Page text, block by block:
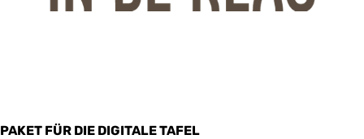
PAKET FÜR DIE DIGITALE TAFEL